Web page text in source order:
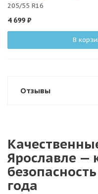
205/55 R16
4 699 ₽
В
Отзывы
Ярославле —
года